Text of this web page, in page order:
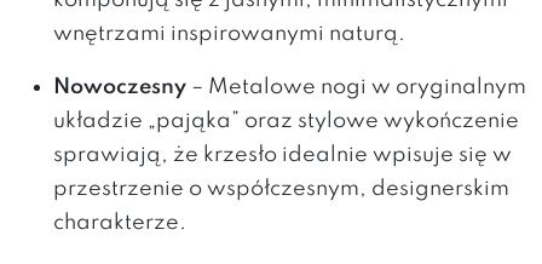
wnętrzami inspirowanymi naturą.
Nowoczesny – Metalowe nogi w oryginalnym
układzie „pająka” oraz stylowe wykończenie
sprawiają, że krzesło idealnie wpisuje się w
przestrzenie o współczesnym, designerskim
charakterze.